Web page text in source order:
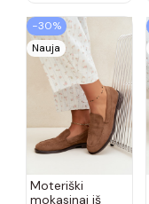
−30%
Nauja
Moteriški
mokasinai iš